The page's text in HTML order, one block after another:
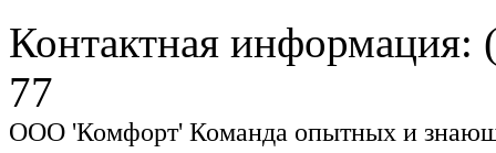
Контактная
77
ООО 'Комфорт' Команда опытных и